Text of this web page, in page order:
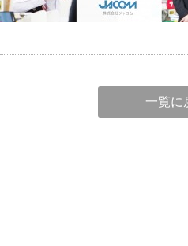
一覧に